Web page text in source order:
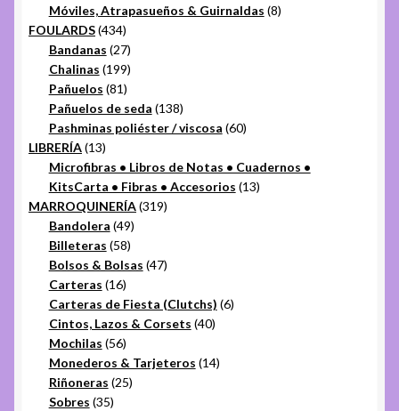
productos
Móviles, Atrapasueños & Guirnaldas 88
FOULARDS 434434
productos
Bandanas 2727
productos
Chalinas 199199
productos
Pañuelos 8181
productos
Pañuelos de seda 138138
productos
Pashminas poliéster / viscosa 6060
LIBRERÍA 1313
productos
Microfibras • Libros de Notas • Cuadernos •
KitsCarta • Fibras • Accesorios 1313
MARROQUINERÍA 319319
Bandolera 4949
productos
Billeteras 5858
productos
Bolsos & Bolsas 4747
Carteras 1616
productos
Carteras de Fiesta (Clutchs) 66
Cintos, Lazos & Corsets 4040
Mochilas 5656
productos
Monederos & Tarjeteros 1414
Riñoneras 2525
Sobres 3535